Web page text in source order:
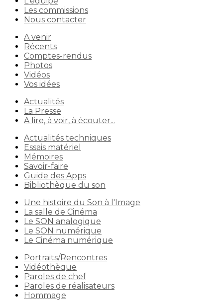
Les commissions
Nous contacter
A venir
Récents
Comptes-rendus
Photos
Vidéos
Vos idées
Actualités
La Presse
A lire, à voir, à écouter...
Actualités techniques
Essais matériel
Mémoires
Savoir-faire
Guide des Apps
Bibliothèque du son
Une histoire du Son à l'Image
La salle de Cinéma
Le SON analogique
Le SON numérique
Le Cinéma numérique
Portraits/Rencontres
Vidéothèque
Paroles de chef
Paroles de réalisateurs
Hommage